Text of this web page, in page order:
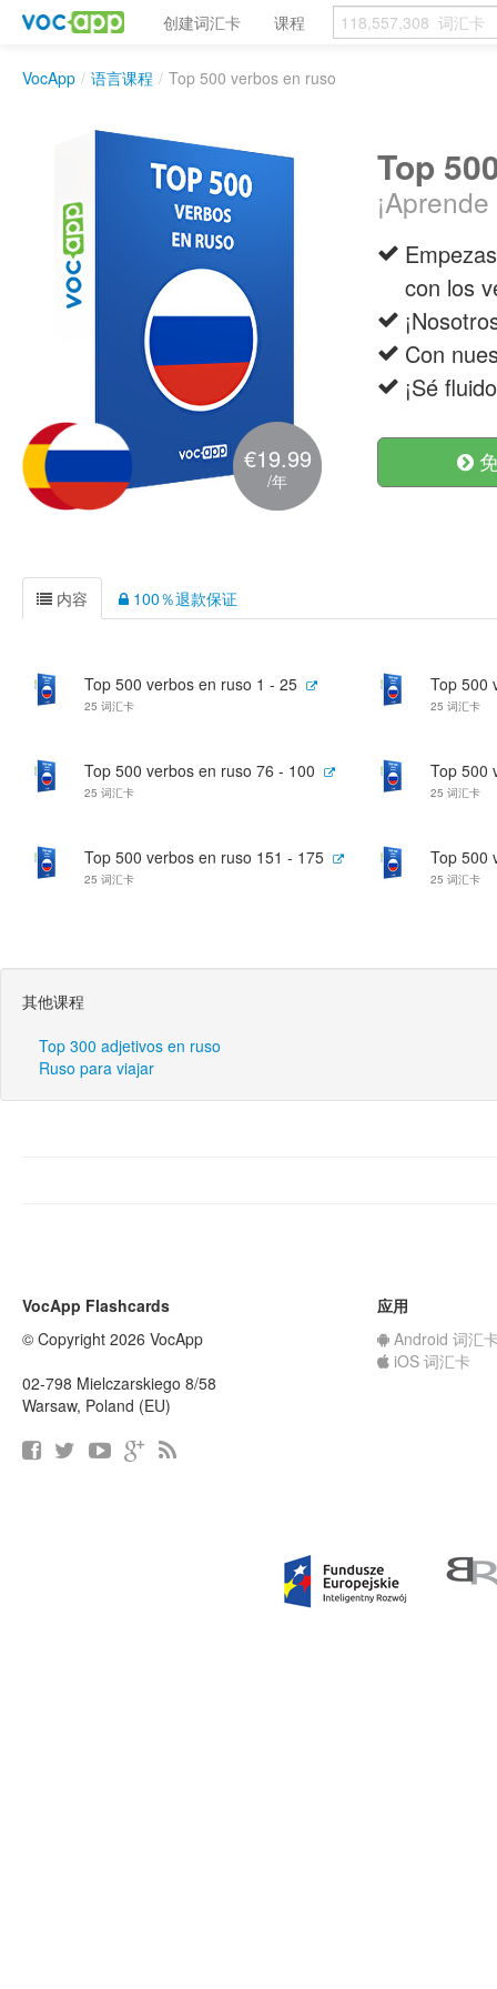
创建词汇卡 课程
VocApp / 语言课程 / Top 500 verbos en ruso
€19.99
/年
Top
con los
Con
¡Sé
内容 100％退款保证
Top 500 verbos en ruso 1 - 25
25 词汇卡
Top 500
25 词汇卡
Top 500 verbos en ruso 76 - 100
25 词汇卡
Top 500
25 词汇卡
Top 500 verbos en ruso 151 - 175
25 词汇卡
Top 500
25 词汇卡
其他课程
Top 300 adjetivos en ruso
Ruso para viajar
VocApp Flashcards
© Copyright 2026 VocApp
02-798 Mielczarskiego 8/58
Warsaw, Poland (EU)
应用
Android 词汇
iOS 词汇卡